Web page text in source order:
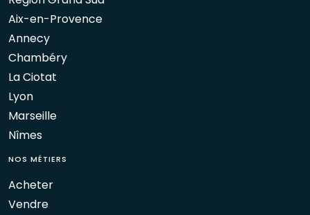
Aix-en-Provence
Annecy
Chambéry
La Ciotat
Lyon
Marseille
Nîmes
NOS MÉTIERS
Acheter
Vendre